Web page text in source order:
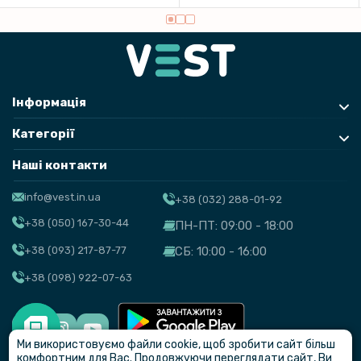
Інформація
Категорії
Наші контакти
info@vest.in.ua
+38 (050) 167-30-44
+38 (093) 217-87-77
+38 (098) 922-07-63
+38 (032) 288-01-92
ПН-ПТ: 09:00 - 18:00
СБ: 10:00 - 16:00
© VEST
Ми використовуємо файли cookie, щоб зробити сайт більш
комфортним для Вас. Продовжуючи переглядати сайт, Ви